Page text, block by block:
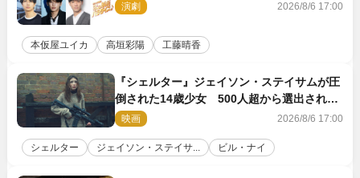
演劇 2026/8/6 17:00
本仮屋ユイカ 高垣彩陽 工藤晴香
『シェルター』ジェイソン・ステイサムが圧
倒された14歳少女 500人超から選出された
新鋭ボディ・レイ・ブレスナックとは
映画 2026/8/6 17:00
シェルター ジェイソン・ステイサ... ビル・ナイ